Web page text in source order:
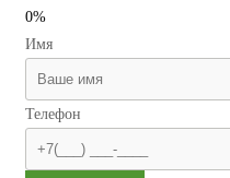
0%
Имя
Телефон